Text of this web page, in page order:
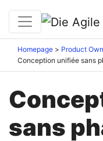
Homepage Product
sans